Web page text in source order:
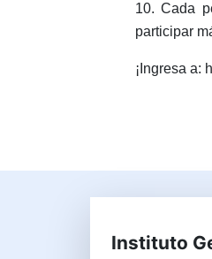
10. Cada
participar
¡Ingresa a:
Instituto